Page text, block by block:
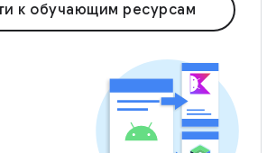
к обучающим ресурсам